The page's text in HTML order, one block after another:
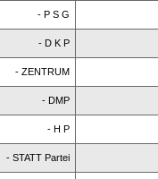
- P S G
- D K P
- ZENTRUM
- DMP
- H P
- STATT Partei